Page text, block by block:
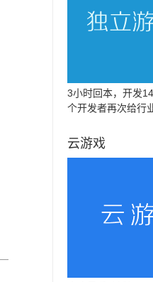
3小时回本，开发
个开发者再次给行
云游戏